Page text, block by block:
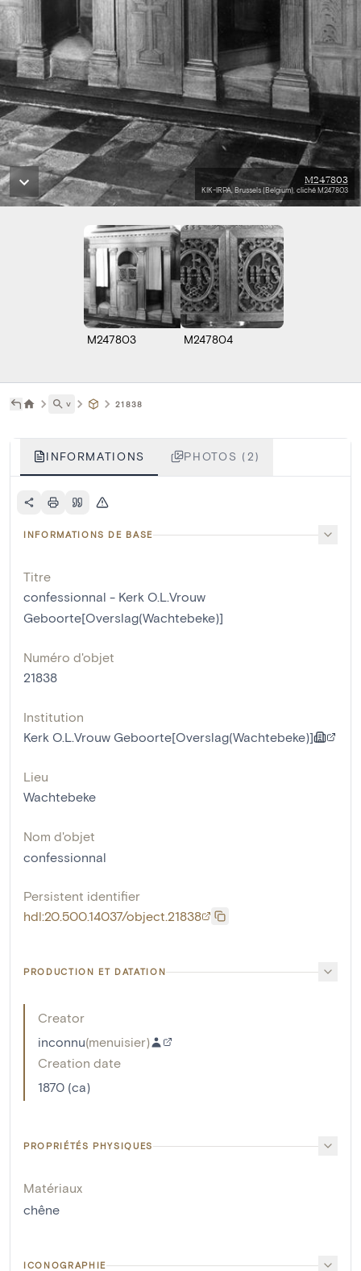
M247803
KIK-IRPA, Brussels (Belgium), cliché M247803
M247803 M247804
˅ 21838
INFORMATIONS PHOTOS (2)
INFORMATIONS DE BASE
Titre
confessionnal - Kerk O.L.Vrouw
Geboorte[Overslag(Wachtebeke)]
Numéro d'objet
21838
Institution
Kerk O.L.Vrouw Geboorte[Overslag(Wachtebeke)]
Lieu
Wachtebeke
Nom d'objet
confessionnal
Persistent identifier
hdl:20.500.14037/object.21838
PRODUCTION ET DATATION
Creator
inconnu(menuisier)
Creation date
1870 (ca)
PROPRIÉTÉS PHYSIQUES
Matériaux
chêne
ICONOGRAPHIE